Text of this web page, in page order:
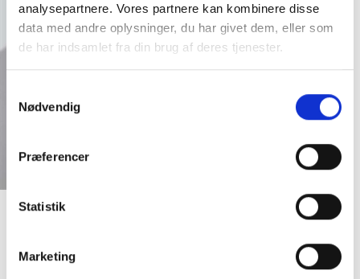
analysepartnere. Vores partnere kan kombinere disse
data med andre oplysninger, du har givet dem, eller som
de har indsamlet fra din brug af deres tjenester.
Nødvendig
Præferencer
Statistik
Marketing
Adidas Cap IL4851 White